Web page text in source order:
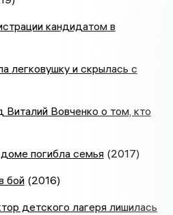
кандидатом в
легковушку и скрылась с
Вовченко о том, кто
погибла семья(2017)
бой(2016)
детского лагеря лишилась